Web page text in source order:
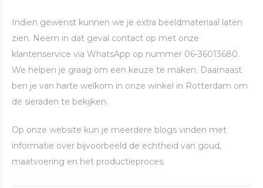
Indien gewenst kunnen we je extra beeldmateriaal laten
zien. Neem in dat geval contact op met onze
klantenservice via WhatsApp op nummer 06-36013680.
We helpen je graag om een keuze te maken. Daarnaast
ben je van harte welkom in onze winkel in Rotterdam om
de sieraden te bekijken.
Op onze website kun je meerdere blogs vinden met
informatie over bijvoorbeeld de echtheid van goud,
maatvoering en het productieproces.